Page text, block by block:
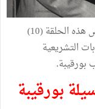
أنني سأخصص هذه الحلقة (10)
التشريعية
بورقيبة.
بورقيبة